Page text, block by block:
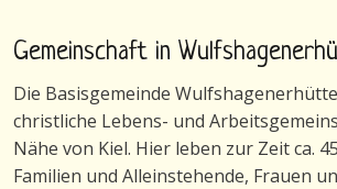
Gemeinschaft in
Die Basisgemeinde
christliche Lebens- und
Nähe von Kiel. Hier leben zur Zeit ca.
Familien und Alleinstehende, Frauen